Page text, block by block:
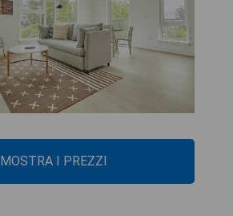
MOSTRA I PREZZI